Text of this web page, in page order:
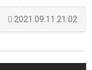
2021.09.11 21:02